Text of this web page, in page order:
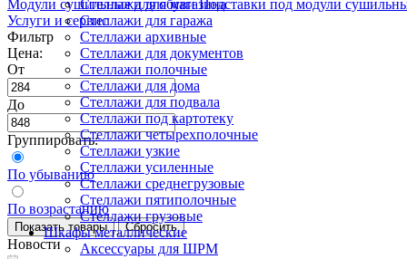
Стеллажи для магазина
Стеллажи для гаража
Стеллажи архивные
Стеллажи для документов
Стеллажи полочные
Стеллажи для дома
Стеллажи для подвала
Стеллажи под картотеку
Стеллажи четырехполочные
Стеллажи узкие
Стеллажи усиленные
Стеллажи среднегрузовые
Стеллажи пятиполочные
Стеллажи грузовые
Шкафы металлические
Аксессуары для ШРМ
Модули сушильные для обуви Подставки под модули
Услуги и сервис
Фильтр
Цена:
От
До
Группировать:
По убыванию
По возрастанию
Новости